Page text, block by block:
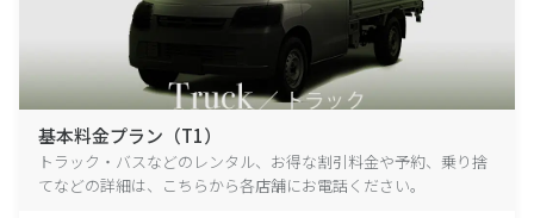
基本料金プラン（T1）
トラック・バスなどのレンタル、お得な割引料金や予約、乗り捨
てなどの詳細は、こちらから各店舗にお電話ください。